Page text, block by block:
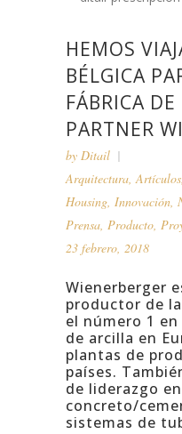
HEMOS
BÉLGICA
FÁBRICA
PARTNER
by Ditail
Arquitectura,Artículos,
Housing, Innovación,
Prensa, Producto,
23 febrero, 2018
Wienerberger
productor de
el número 1
de arcilla en
plantas de
países.
de liderazgo
concreto/
sistemas de